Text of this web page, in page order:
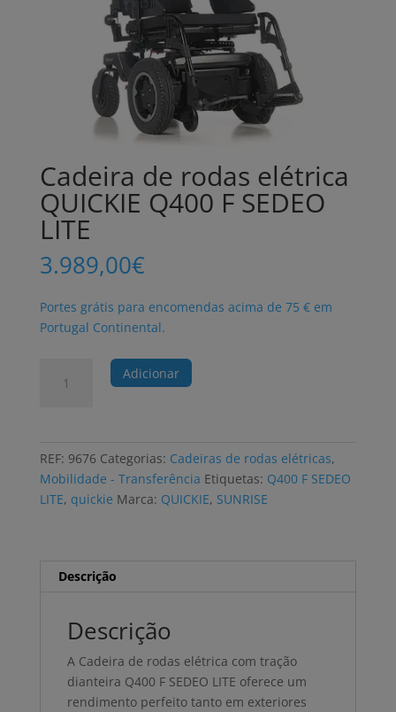
Cadeira de rodas elétrica
QUICKIE Q400 F SEDEO
LITE
3.989,00€
Portes grátis para encomendas acima de 75 € em
Portugal Continental.
elétrica
LITE
Adicionar
REF: 9676 Categorias: Cadeiras de rodas elétricas,
Mobilidade - Transferência Etiquetas: Q400 F SEDEO
LITE, quickie Marca: QUICKIE, SUNRISE
Descrição
Descrição
A Cadeira de rodas elétrica com tração
dianteira Q400 F SEDEO LITE oferece um
rendimento perfeito tanto em exteriores